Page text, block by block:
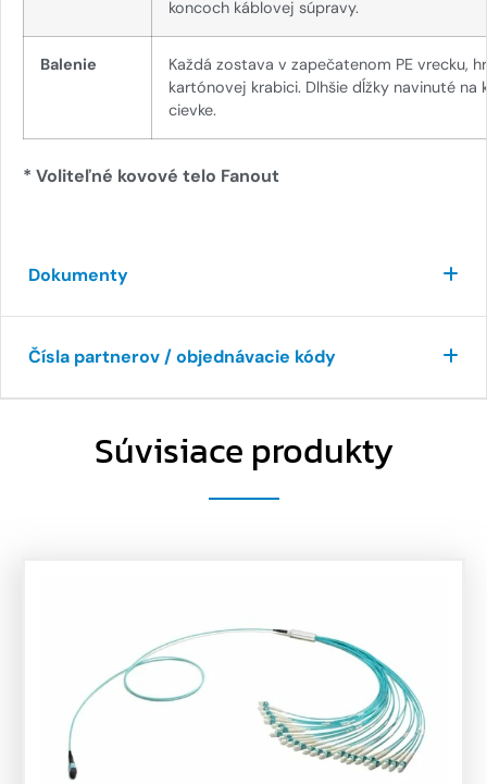
koncoch káblovej súpravy.
Balenie
Každá zostava v zapečatenom PE vrecku,
kartónovej krabici. Dlhšie dĺžky navinuté
cievke.
* Voliteľné kovové telo Fanout
Dokumenty
Čísla partnerov / objednávacie kódy
Súvisiace produkty